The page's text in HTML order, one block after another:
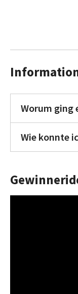
Worum ging
Wie konnte